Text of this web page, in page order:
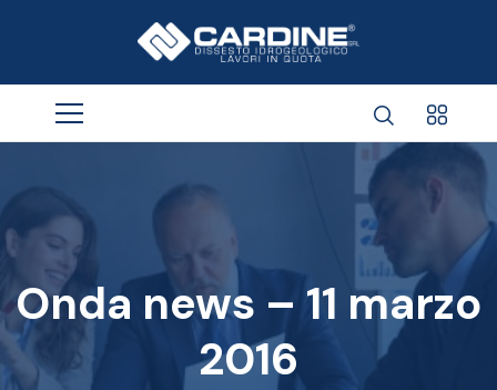
Onda news – 11 marzo
2016